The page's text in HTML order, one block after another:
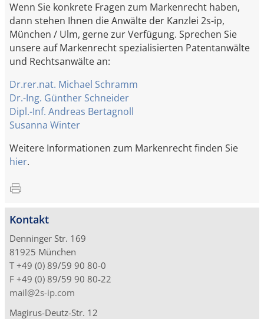
Wenn Sie konkrete Fragen zum Markenrecht haben,
dann stehen Ihnen die Anwälte der Kanzlei 2s-ip,
München / Ulm, gerne zur Verfügung. Sprechen Sie
unsere auf Markenrecht spezialisierten Patentanwälte
und Rechtsanwälte an:
Dr.rer.nat. Michael Schramm
Dr.-Ing. Günther Schneider
Dipl.-Inf. Andreas Bertagnoll
Susanna Winter
Weitere Informationen zum Markenrecht finden Sie
hier.
Kontakt
Denninger Str. 169
81925 München
T +49 (0) 89/59 90 80-0
F +49 (0) 89/59 90 80-22
mail@2s-ip.com
Magirus-Deutz-Str. 12